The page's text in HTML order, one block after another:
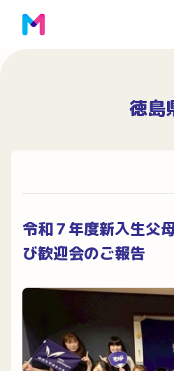
徳島
令和７年度新入生父
び歓迎会のご報告